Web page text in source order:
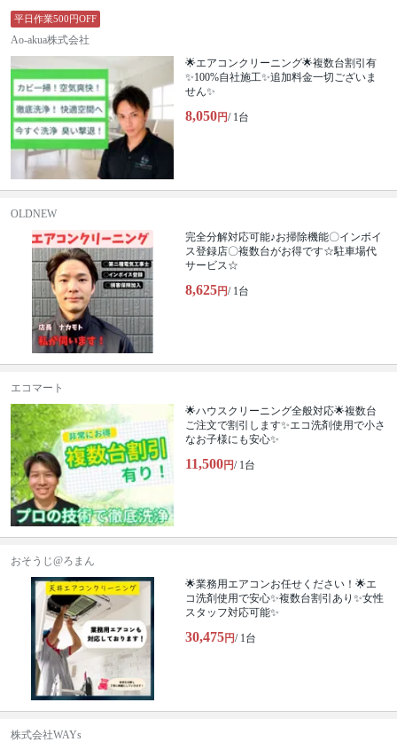
平日作業500円OFF
Ao-akua株式会社
🌟エアコンクリーニング🌟複数台割引有
✨100%自社施工✨追加料金一切ございま
せん✨
8,050円/ 1台
OLDNEW
完全分解対応可能♪お掃除機能〇インボイ
ス登録店〇複数台がお得です☆駐車場代
サービス☆
8,625円/ 1台
エコマート
🌟ハウスクリーニング全般対応🌟複数台
ご注文で割引します✨エコ洗剤使用で小さ
なお子様にも安心✨
11,500円/ 1台
おそうじ@ろまん
🌟業務用エアコンお任せください！🌟エ
コ洗剤使用で安心✨複数台割引あり✨女性
スタッフ対応可能✨
30,475円/ 1台
株式会社WAYs